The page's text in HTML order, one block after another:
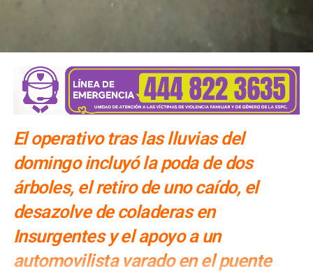
El operativo tras las lluvias del
domingo incluyó la poda de dos
árboles, el retiro de uno caído, el
desazolve de coladeras en
Insurgentes y el apoyo a un
automovilista varado en el puente